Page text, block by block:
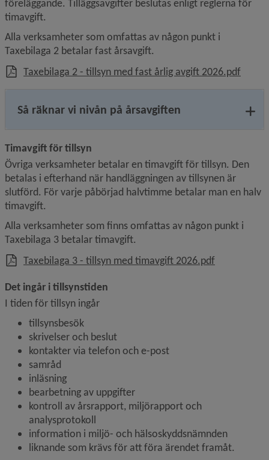
föreläggande. Tilläggsavgifter beslutas enligt reglerna för
timavgift.
Alla verksamheter som omfattas av någon punkt i
Taxebilaga 2 betalar fast årsavgift.
Taxebilaga 2 - tillsyn med fast årlig avgift 2026.pdf,
Så räknar vi nivån på årsavgiften
Timavgift för tillsyn
Övriga verksamheter betalar en timavgift för tillsyn. Den
betalas i efterhand när handläggningen av tillsynen är
slutförd. För varje påbörjad halvtimme betalar man en halv
timavgift.
Alla verksamheter som finns omfattas av någon punkt i
Taxebilaga 3 betalar timavgift.
Taxebilaga 3 - tillsyn med timavgift 2026.pdf, 156.2 kB,
Det ingår i tillsynstiden
I tiden för tillsyn ingår
tillsynsbesök
skrivelser och beslut
kontakter via telefon och e-post
samråd
inläsning
bearbetning av uppgifter
kontroll av årsrapport, miljörapport och
analysprotokoll
information i miljö- och hälsoskyddsnämnden
liknande som krävs för att föra ärendet framåt.